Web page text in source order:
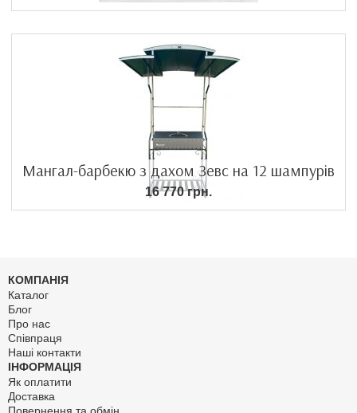
Мангал-барбекю з дахом Зевс на 12 шампурів
16 770 грн.
КОМПАНІЯ
Каталог
Блог
Про нас
Співпраця
Наші контакти
ІНФОРМАЦІЯ
Як оплатити
Доставка
Повернення та обмін